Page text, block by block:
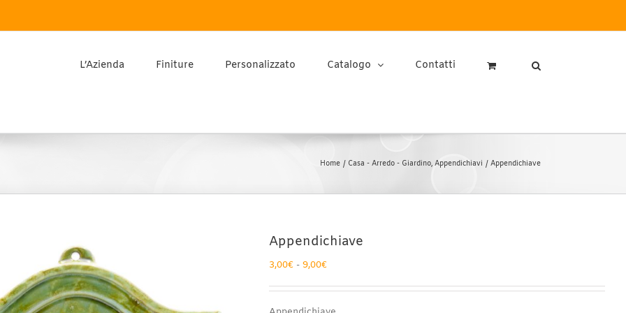
L’Azienda Finiture Personalizzato Catalogo Contatti
Home Casa - Arredo - Giardino Appendichiavi Appendichiave
Appendichiave
3,00€ - 9,00€Fascia
prezzo: